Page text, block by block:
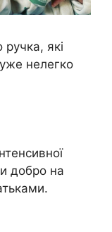
які
нелегко
добро на